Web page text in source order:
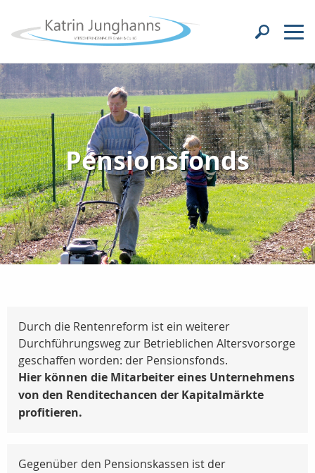
Pensionsfonds
Durch die Rentenreform ist ein weiterer
Durchführungsweg zur Betrieblichen Altersvorsorge
geschaffen worden: der Pensionsfonds.
Hier können die Mitarbeiter eines Unternehmens
von den Renditechancen der Kapitalmärkte
profitieren.
Gegenüber den Pensionskassen ist der